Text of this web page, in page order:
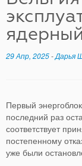
29 Апр, 2025-Дарья
Первый
последний раз
соответствует
постепенному
уже были